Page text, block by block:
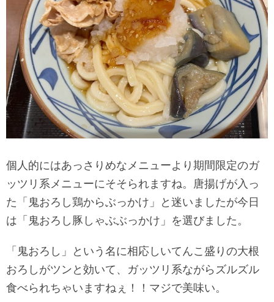
個人的にはあっさりめなメニューより期間限定のガ
ッツリ系メニューにそそられますね。唐揚げが入っ
た「鬼おろし鶏からぶっかけ」と迷いましたが今日
は「鬼おろし豚しゃぶぶっかけ」を選びました。
「鬼おろし」という名に相応しいてんこ盛りの大根
おろしがツンと効いて、ガッツリ系ながらズルズル
食べられちゃいますねぇ！！マジで美味い。